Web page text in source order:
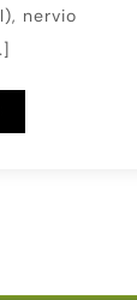
nervio